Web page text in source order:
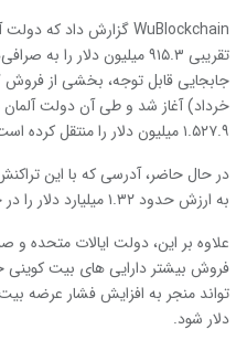
تقریبی ۹۱۵.۳ میلیون دلار
۱.۵۲۷.۹ میلیون دلار را منتقل کرده است.
به ارزش حدود ۱.۳۲ میلیارد دلار را در خود جای داده است.
فروش بیشتر دارایی های بیت
دلار شود.